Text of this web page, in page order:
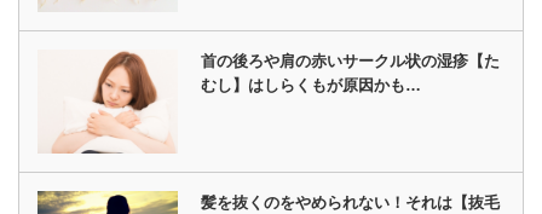
首の後ろや肩の赤いサークル状の湿疹【た
むし】はしらくもが原因かも…
髪を抜くのをやめられない！それは【抜毛